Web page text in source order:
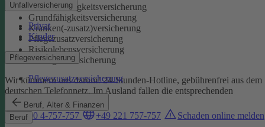
Unfallversicherung
Privat
Kinder
Pflegeversicherung
Pflegezusatzversicherung
Beruf, Alter & Finanzen
Beruf
Berufsunfähigkeitsversicherung
Grundfähigkeitsversicherung
Kranken(-zusatz)versicherung
Pflegezusatzversicherung
Risikolebensversicherung
Sterbegeldversicherung
Wir kümmern uns darum!24-Stunden-Hotline, gebührenfrei aus dem
deutschen Telefonnetz. Im Ausland fallen die entsprechenden
Landesgebühren an:
0800 4-757-757
+49 221 757-757 Schaden online melden